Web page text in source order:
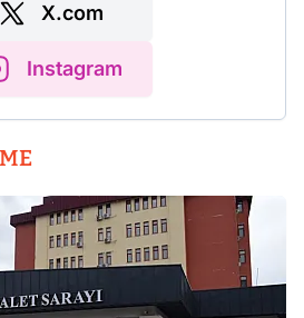
X.com
Instagram